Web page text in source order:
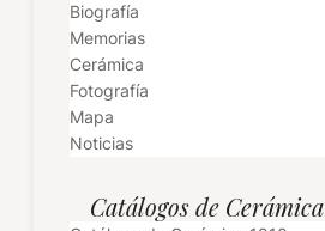
Biografía
Memorias
Cerámica
Fotografía
Mapa
Noticias
Catálogos de Cerámica